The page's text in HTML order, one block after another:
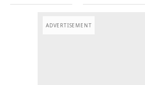
ADVERTISEMENT